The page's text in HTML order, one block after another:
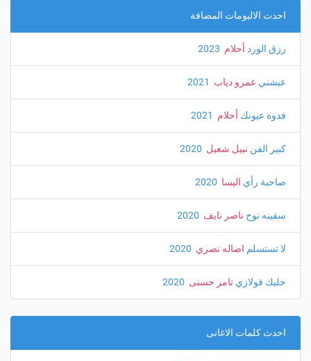
احدث الالبومات المضافة
رزق الورد أحلام
عيشني عمرو دياب
فدوة عيونك أحلام
كبير الفن نبيل شعيل
صاحبة رأي اليسا
سفينه نوح ناصر نايف
لا تستسلم اصاله نصري
خليك فولازي تامر حسنى
احدث كلمات الاغانى